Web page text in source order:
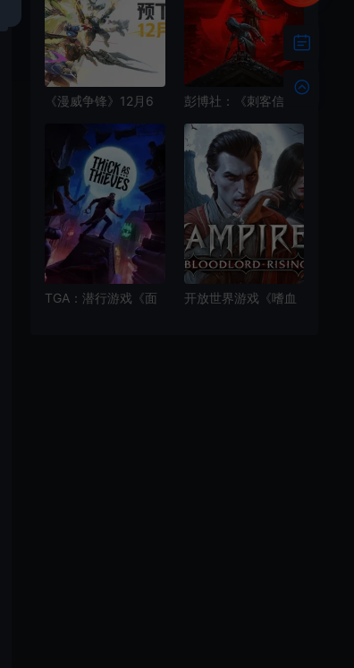
《漫威争锋》12月6
彭博社：《刺客信
未来
TGA：潜行游戏《面
开放世界游戏《嗜血